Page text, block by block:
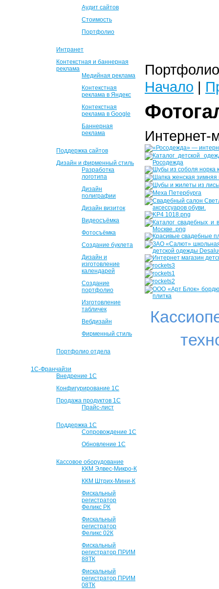
Аудит сайтов
Стоимость
Портфолио
Интранет
Контекстная и баннерная
реклама
Медийная реклама
Контекстная
реклама в Яндекс
Контекстная
реклама в Google
Баннерная
реклама
Поддержка сайтов
Дизайн и фирменный стиль
Разработка
логотипа
Дизайн
полиграфии
Дизайн визиток
Видеосъёмка
Фотосъёмка
Создание буклета
Дизайн и
изготовление
календарей
Создание
портфолио
Изготовление
табличек
Вебдизайн
Фирменный стиль
Портфолио отдела
1С-Франчайзи
Внедрение 1С
Конфигурирование 1С
Продажа продуктов 1С
Прайс-лист
Поддержка 1С
Сопровождение 1С
Обновление 1С
Кассовое оборудование
ККМ Элвес-Микро-К
ККМ Штрих-Мини-К
Фискальный
регистратор
Феликс РК
Фискальный
регистратор
Феликс 02К
Фискальный
регистратор ПРИМ
88ТК
Фискальный
регистратор ПРИМ
08ТК
Начало |
Интернет-